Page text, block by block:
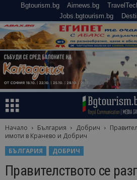
Bgtourism.bg Airnews.bg
Jobs.bgtourism.bg
Начало България Добрич
имоти в Кранево и Добрич
БЪЛГАРИЯ
ДОБРИЧ
Правителството се